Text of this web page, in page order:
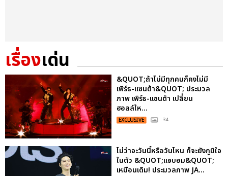
เรื่องเด่น
&QUOT;ถ้าไม่มีทุกคนก็คงไม่มี
เพิร์ธ-แซนต้า&QUOT; ประมวล
ภาพ เพิร์ธ-แซนต้า เปลี่ยน
ฮอลล์ให...
EXCLUSIVE : 34
ไม่ว่าจะวันนี้หรือวันไหน ก็จะยังภูมิใจ
ในตัว &QUOT;แจบอม&QUOT;
เหมือนเดิม! ประมวลภาพ JA...